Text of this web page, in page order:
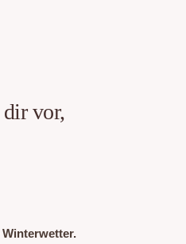
vor,
Winterwetter.